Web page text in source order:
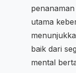
utama
baik dari
mental